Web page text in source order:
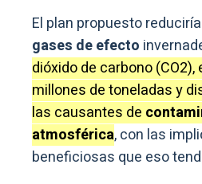
El plan propuesto
gases de efecto
dióxido de carbono (CO2),
millones de toneladas y
las causantes de
atmosférica, con las
beneficiosas que eso